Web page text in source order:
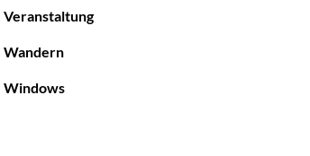
Veranstaltung
Wandern
Windows